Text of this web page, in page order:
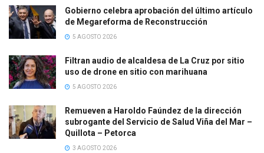
Gobierno celebra aprobación del último artículo
de Megareforma de Reconstrucción
5 AGOSTO 2026
Filtran audio de alcaldesa de La Cruz por sitio
uso de drone en sitio con marihuana
5 AGOSTO 2026
Remueven a Haroldo Faúndez de la dirección
subrogante del Servicio de Salud Viña del Mar –
Quillota – Petorca
3 AGOSTO 2026